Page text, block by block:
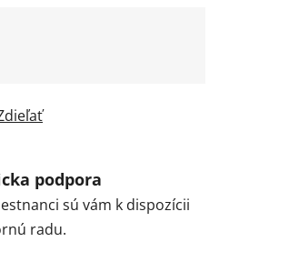
podpora
sú vám k dispozícii
radu.